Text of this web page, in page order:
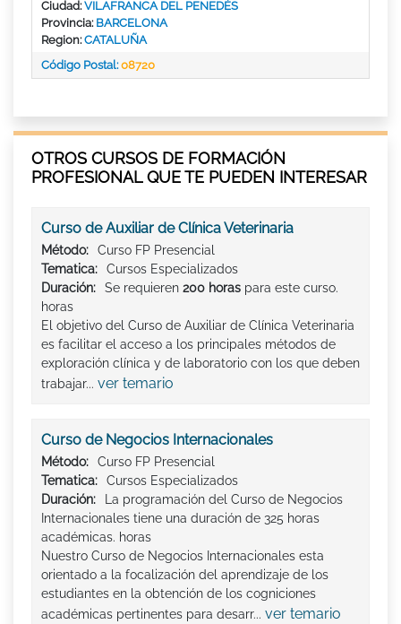
Ciudad:VILAFRANCA DEL PENEDÈS
Provincia: BARCELONA
Region:CATALUÑA
Código Postal:08720
OTROS CURSOS DE FORMACIÓN
PROFESIONAL QUE TE PUEDEN INTERESAR
Curso de Auxiliar de Clínica Veterinaria
Método:
Curso FP Presencial
Tematica:
Cursos Especializados
Duración:
Se requieren 200 horas para este curso.
horas
El objetivo del Curso de Auxiliar de Clínica Veterinaria
es facilitar el acceso a los principales métodos de
exploración clínica y de laboratorio con los que deben
trabajar... ver temario
Curso de Negocios Internacionales
Método:
Curso FP Presencial
Tematica:
Cursos Especializados
Duración:
La programación del Curso de Negocios
Internacionales tiene una duración de 325 horas
académicas. horas
Nuestro Curso de Negocios Internacionales esta
orientado a la focalización del aprendizaje de los
estudiantes en la obtención de los cogniciones
académicas pertinentes para desarr... ver temario